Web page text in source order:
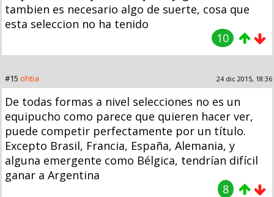
tambien es necesario algo de suerte, cosa que
esta seleccion no ha tenido
10
#15 ohtia 24 dic 2015, 18:36
De todas formas a nivel selecciones no es un
equipucho como parece que quieren hacer ver,
puede competir perfectamente por un título.
Excepto Brasil, Francia, España, Alemania, y
alguna emergente como Bélgica, tendrían difícil
ganar a Argentina
8